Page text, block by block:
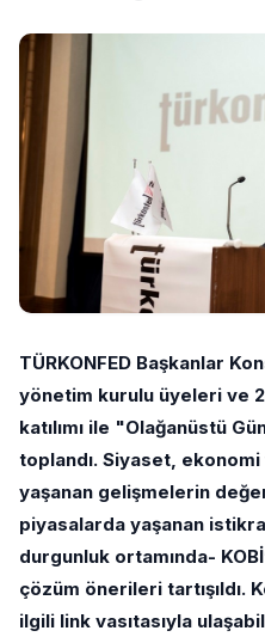
TÜRKONFED Başkanlar
yönetim kurulu üyeleri ve
katılımı ile "Olağanüstü
toplandı. Siyaset,
yaşanan gelişmelerin
piyasalarda yaşanan
durgunluk ortamında-
çözüm önerileri tartışıldı.
ilgili link vasıtasıyla